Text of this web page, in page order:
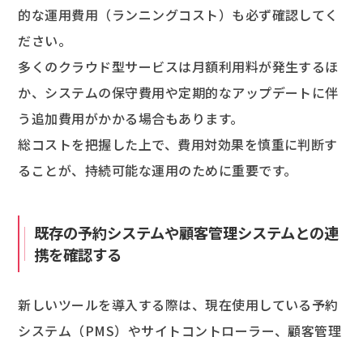
的な運用費用（ランニングコスト）も必ず確認してく
ださい。
多くのクラウド型サービスは月額利用料が発生するほ
か、システムの保守費用や定期的なアップデートに伴
う追加費用がかかる場合もあります。
総コストを把握した上で、費用対効果を慎重に判断す
ることが、持続可能な運用のために重要です。
既存の予約システムや顧客管理システムとの連
携を確認する
新しいツールを導入する際は、現在使用している予約
システム（PMS）やサイトコントローラー、顧客管理